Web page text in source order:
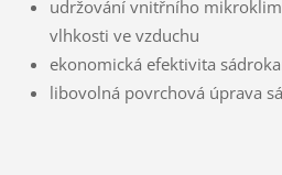
udržování vnitřního
vlhkosti ve vzduchu
ekonomická efektivita
libovolná povrchová úprava